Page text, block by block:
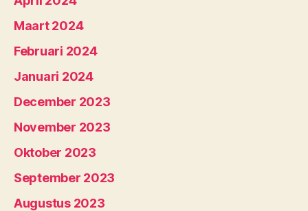
Maart 2024
Februari 2024
Januari 2024
December 2023
November 2023
Oktober 2023
September 2023
Augustus 2023